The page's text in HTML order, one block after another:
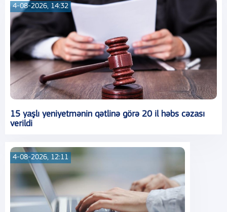
4-08-2026, 14:32
15 yaşlı yeniyetmənin qətlinə görə 20 il həbs cəzası
verildi
4-08-2026, 12:11